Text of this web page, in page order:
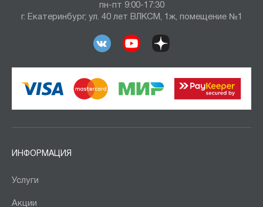
пн-пт 9:00-17:30
г. Екатеринбург, ул. 40 лет ВЛКСМ, 1ж, помещение №1
ИНФОРМАЦИЯ
Услуги
Акции